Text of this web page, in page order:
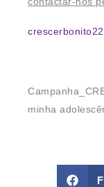
minha